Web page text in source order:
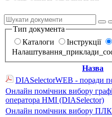
Тип документа
Каталоги
Інструкції
Назва
DIASelectorWEB - поради
Онлайн помічник вибору
оператора HMI (DIASelector)
Онлайн помічник вибору